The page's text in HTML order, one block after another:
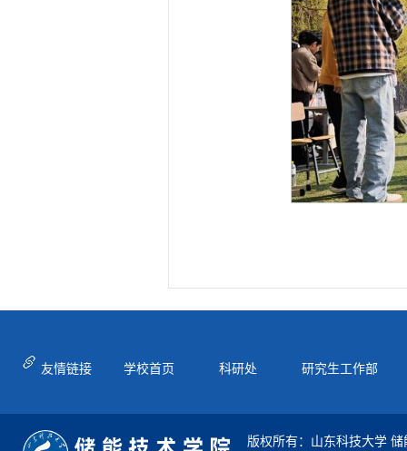
友情链接 学校首页 科研处 研究生工作部
版权所有：山东科技大学